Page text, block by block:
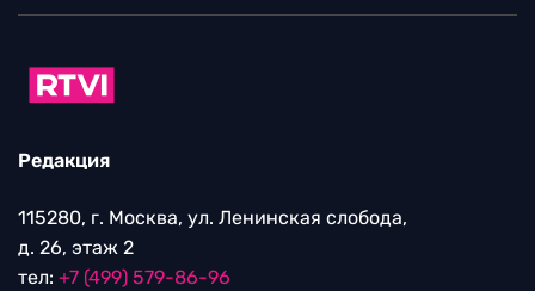
Редакция
115280, г. Москва, ул. Ленинская слобода,
д. 26, этаж 2
тел: +7 (499) 579-86-96